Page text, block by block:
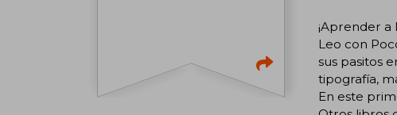
¡Aprender a
Leo con
sus pasitos
tipografía,
En este